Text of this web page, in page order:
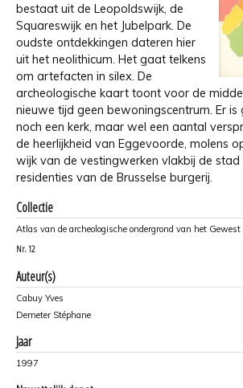
bestaat uit de Leopoldswijk, de
Squareswijk en het Jubelpark. De
oudste ontdekkingen dateren hier
uit het neolithicum. Het gaat telkens
om artefacten in silex. De
archeologische kaart toont voor de
nieuwe tijd geen bewoningscentrum. Er is
noch een kerk, maar wel een aantal
de heerlijkheid van Eggevoorde, molens
wijk van de vestingwerken vlakbij de stad
residenties van de Brusselse burgerij.
Collectie
Atlas van de archeologische ondergrond van het Gewest
Nr. 12
Auteur(s)
Cabuy Yves
Demeter Stéphane
Jaar
1997